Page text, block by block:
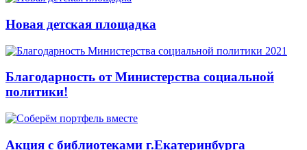
Новая детская площадка
Благодарность от Министерства социальной
политики!
Акция с библиотеками г.Екатеринбурга